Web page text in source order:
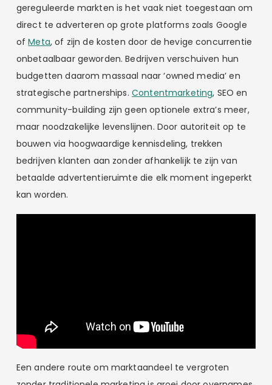
gereguleerde markten is het vaak niet toegestaan om
direct te adverteren op grote platforms zoals Google
ofMeta, of zijn de kosten door de hevige concurrentie
onbetaalbaar geworden. Bedrijven verschuiven hun
budgetten daarom massaal naar ‘owned media’ en
strategische partnerships. Contentmarketing, SEO en
community-building zijn geen optionele extra’s meer,
maar noodzakelijke levenslijnen. Door autoriteit op te
bouwen via hoogwaardige kennisdeling, trekken
bedrijven klanten aan zonder afhankelijk te zijn van
betaalde advertentieruimte die elk moment ingeperkt
kan worden.
Een andere route om marktaandeel te vergroten